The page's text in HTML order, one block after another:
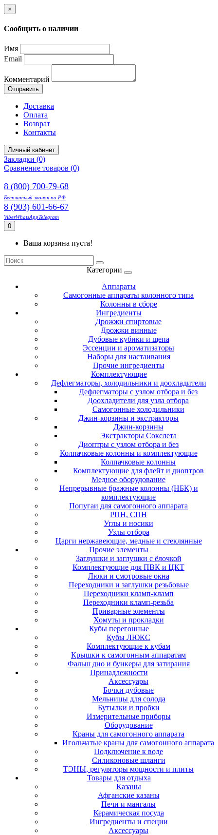
×
Сообщить о наличии
Имя
Email
Комментарий
Отправить
Доставка
Оплата
Возврат
Контакты
Личный кабинет
Закладки (0)
Сравнение товаров (0)
8 (800) 700-79-68
Бесплатный звонок по РФ
8 (903) 601-66-67
ViberWhatsAppTelegram
0
Ваша корзина пуста!
Категории
Аппараты
Самогонные аппараты колонного типа
Колонны в сборе
Ингредиенты
Дрожжи спиртовые
Дрожжи винные
Дубовые кубики и щепа
Эссенции и ароматизаторы
Наборы для настаивания
Прочие ингредиенты
Комплектующие
Дефлегматоры, холодильники и доохладители
Дефлегматоры с узлом отбора и без
Доохладители для узла отбора
Самогонные холодильники
Джин-корзины и экстракторы
Джин-корзины
Экстракторы Сокслета
Диоптры с узлом отбора и без
Колпачковые колонны и комплектующие
Колпачковые колонны
Комплектующие для флейт и диоптров
Медное оборудование
Непрерывные бражные колонны (НБК) и
комплектующие
Попугаи для самогонного аппарата
РПН, СПН
Углы и носики
Узлы отбора
Царги нержавеющие, медные и стеклянные
Прочие элементы
Заглушки и заглушки с ёлочкой
Комплектующие для ПВК и ЦКТ
Люки и смотровые окна
Переходники и заглушки резьбовые
Переходники кламп-кламп
Переходники кламп-резьба
Приварные элементы
Хомуты и прокладки
Кубы перегонные
Кубы ЛЮКС
Комплектующие к кубам
Крышки к самогонным аппаратам
Фальш дно и бункеры для затирания
Принадлежности
Аксессуары
Бочки дубовые
Мельницы для солода
Бутылки и пробки
Измерительные приборы
Оборудование
Краны для самогонного аппарата
Игольчатые краны для самогонного аппарата
Подключение к воде
Силиконовые шланги
ТЭНЫ, регуляторы мощности и плиты
Товары для отдыха
Казаны
Афганские казаны
Печи и мангалы
Керамическая посуда
Ингредиенты и специи
Аксессуары